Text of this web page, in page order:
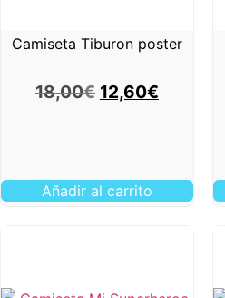
Camiseta Tiburon poster
18,00€ 12,60€
Añadir al carrito